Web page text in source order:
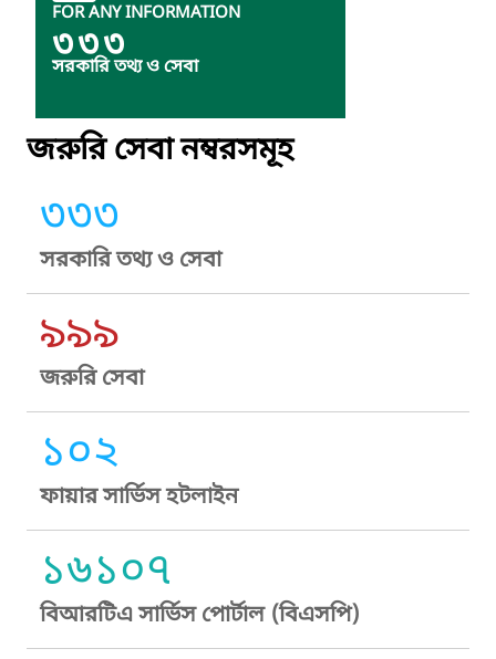
FOR ANY INFORMATION
৩৩৩
সরকারি তথ্য ও সেবা
জরুরি সেবা নম্বরসমূহ
৩৩৩
সরকারি তথ্য ও সেবা
৯৯৯
জরুরি সেবা
১০২
ফায়ার সার্ভিস হটলাইন
১৬১০৭
বিআরটিএ সার্ভিস পোর্টাল (বিএসপি)